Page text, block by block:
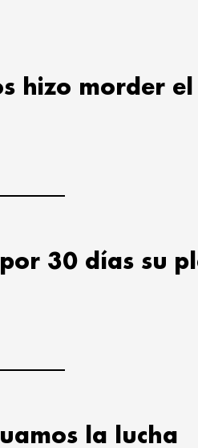
hizo morder el
30 días su
la lucha